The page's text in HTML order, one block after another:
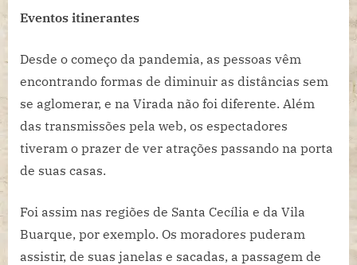
Eventos itinerantes
Desde o começo da pandemia, as pessoas vêm
encontrando formas de diminuir as distâncias sem
se aglomerar, e na Virada não foi diferente. Além
das transmissões pela web, os espectadores
tiveram o prazer de ver atrações passando na porta
de suas casas.
Foi assim nas regiões de Santa Cecília e da Vila
Buarque, por exemplo. Os moradores puderam
assistir, de suas janelas e sacadas, a passagem de